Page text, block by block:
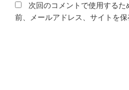
次回のコメントで使用するた
前、メールアドレス、サイトを保